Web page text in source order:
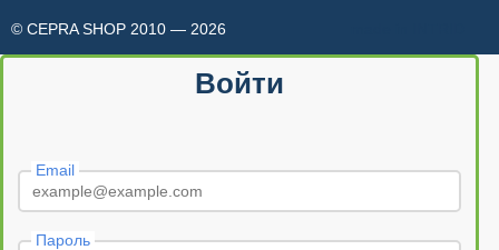
© CEPRA SHOP 2010 — 2026
Войти
Email
Пароль